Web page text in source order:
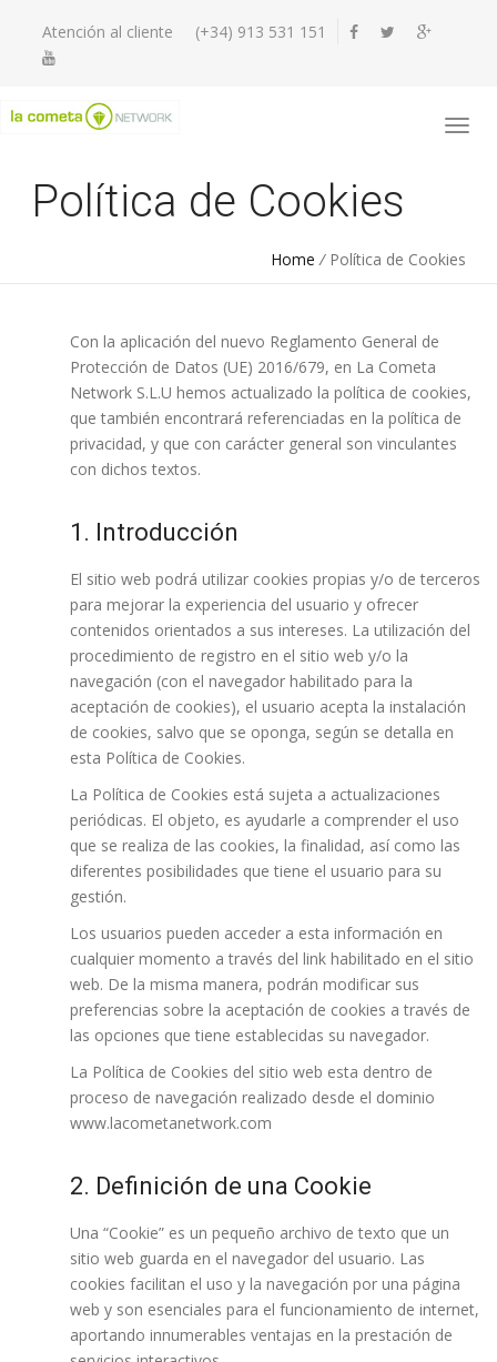
Atención al cliente (+34) 913 531 151
Política de Cookies
Home / Política de Cookies
Con la aplicación del nuevo Reglamento General de
Protección de Datos (UE) 2016/679, en La Cometa
Network S.L.U hemos actualizado la política de cookies,
que también encontrará referenciadas en la política de
privacidad, y que con carácter general son vinculantes
con dichos textos.
1. Introducción
El sitio web podrá utilizar cookies propias y/o de terceros
para mejorar la experiencia del usuario y ofrecer
contenidos orientados a sus intereses. La utilización del
procedimiento de registro en el sitio web y/o la
navegación (con el navegador habilitado para la
aceptación de cookies), el usuario acepta la instalación
de cookies, salvo que se oponga, según se detalla en
esta Política de Cookies.
La Política de Cookies está sujeta a actualizaciones
periódicas. El objeto, es ayudarle a comprender el uso
que se realiza de las cookies, la finalidad, así como las
diferentes posibilidades que tiene el usuario para su
gestión.
Los usuarios pueden acceder a esta información en
cualquier momento a través del link habilitado en el sitio
web. De la misma manera, podrán modificar sus
preferencias sobre la aceptación de cookies a través de
las opciones que tiene establecidas su navegador.
La Política de Cookies del sitio web esta dentro de
proceso de navegación realizado desde el dominio
www.lacometanetwork.com
2. Definición de una Cookie
Una “Cookie” es un pequeño archivo de texto que un
sitio web guarda en el navegador del usuario. Las
cookies facilitan el uso y la navegación por una página
web y son esenciales para el funcionamiento de internet,
aportando innumerables ventajas en la prestación de